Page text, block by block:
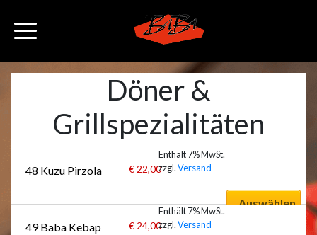
Döner &
Grillspezialitäten
48 Kuzu Pirzola € 22,00
Enthält 7% MwSt.
zzgl.Versand
Auswählen
49 Baba Kebap
€ 24,00
Enthält 7% MwSt.
zzgl.Versand